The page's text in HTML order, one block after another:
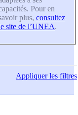
Pour en
plus, consultez
site de l’UNEA.
Appliquerles filtres